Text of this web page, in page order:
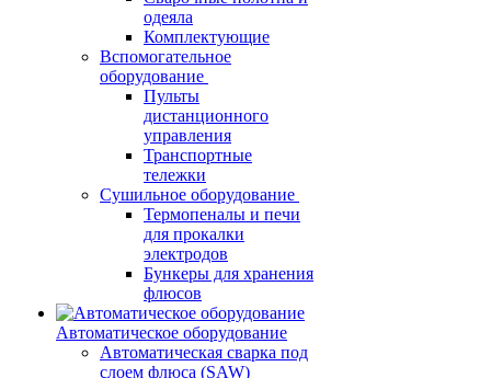
одеяла
Комплектующие
Вспомогательное
оборудование
Пульты
дистанционного
управления
Транспортные
тележки
Сушильное оборудование
Термопеналы и печи
для прокалки
электродов
Бункеры для хранения
флюсов
Автоматическое оборудование
Автоматическая сварка под
слоем флюса (SAW)